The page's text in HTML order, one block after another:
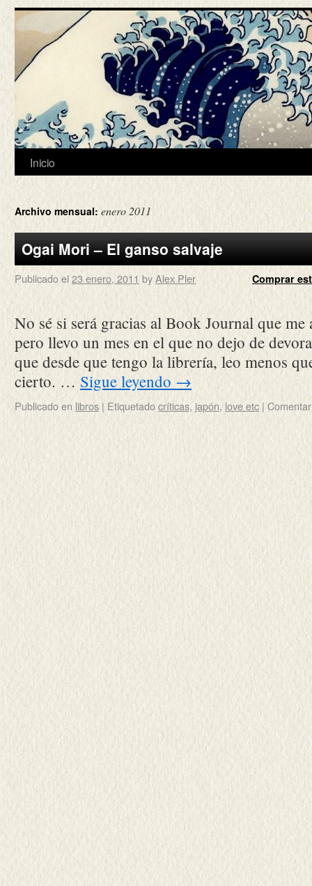
Inicio
Archivo mensual:enero 2011
Ogai Mori – El ganso salvaje
Publicado el23 enero, 2011 byAlex Pler Comprar
No sé si será gracias al Book Journal que
pero llevo un mes en el que no dejo de
que desde que tengo la librería, leo menos
cierto. … Sigue leyendo→
Publicado en libros | Etiquetadocríticas, japón, love etc |